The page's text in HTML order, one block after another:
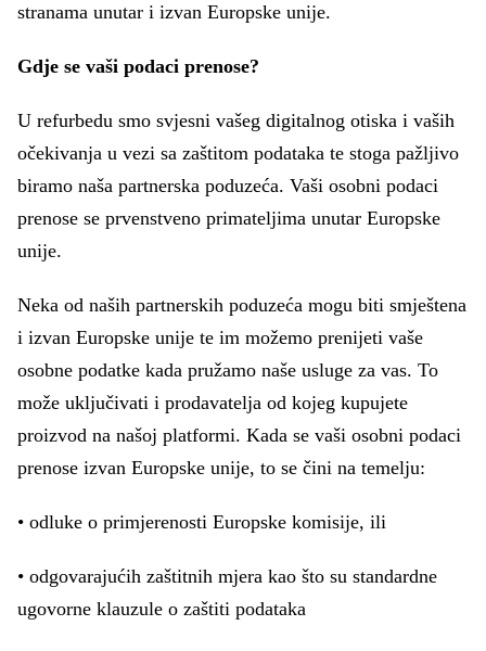
stranama unutar i izvan Europske unije.
Gdje se vaši podaci prenose?
U refurbedu smo svjesni vašeg digitalnog otiska i vaših
očekivanja u vezi sa zaštitom podataka te stoga pažljivo
biramo naša partnerska poduzeća. Vaši osobni podaci
prenose se prvenstveno primateljima unutar Europske
unije.
Neka od naših partnerskih poduzeća mogu biti smještena
i izvan Europske unije te im možemo prenijeti vaše
osobne podatke kada pružamo naše usluge za vas. To
može uključivati i prodavatelja od kojeg kupujete
proizvod na našoj platformi. Kada se vaši osobni podaci
prenose izvan Europske unije, to se čini na temelju:
• odluke o primjerenosti Europske komisije, ili
• odgovarajućih zaštitnih mjera kao što su standardne
ugovorne klauzule o zaštiti podataka